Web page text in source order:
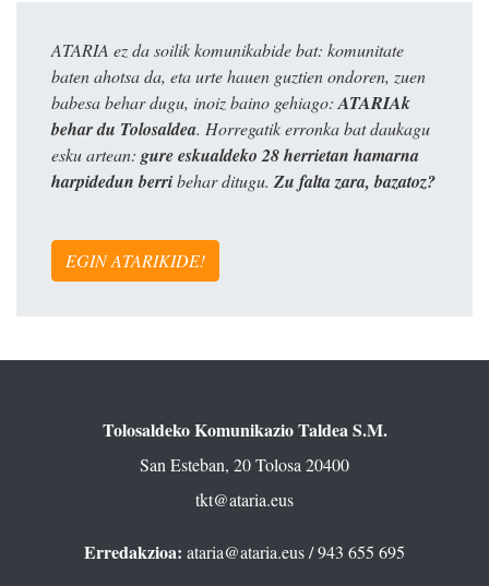
ATARIA ez da soilik komunikabide bat: komunitate
baten ahotsa da, eta urte hauen guztien ondoren, zuen
babesa behar dugu, inoiz baino gehiago:ATARIAk
behar du Tolosaldea. Horregatik erronka bat daukagu
esku artean: gure eskualdeko 28 herrietan hamarna
harpidedun berribehar ditugu. Zu falta zara, bazatoz?
EGIN ATARIKIDE!
Tolosaldeko Komunikazio Taldea S.M.
San Esteban, 20 Tolosa 20400
tkt@ataria.eus
Erredakzioa: ataria@ataria.eus/ 943 655 695